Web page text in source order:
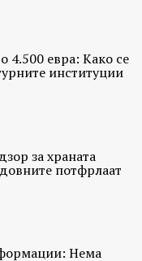
4.500 евра: Како се
институции
за храната
потфрлаат
Нема